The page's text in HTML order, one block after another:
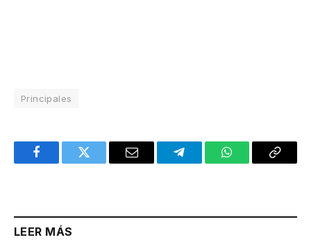
Principales
FacebookTwitter Email TelegramWhatsAppCopy
LEER MÁS